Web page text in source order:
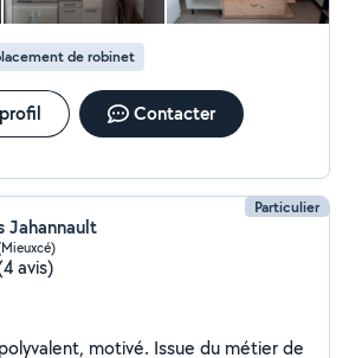
de robinet
Contacter
Particulier
Jahannault
avis)